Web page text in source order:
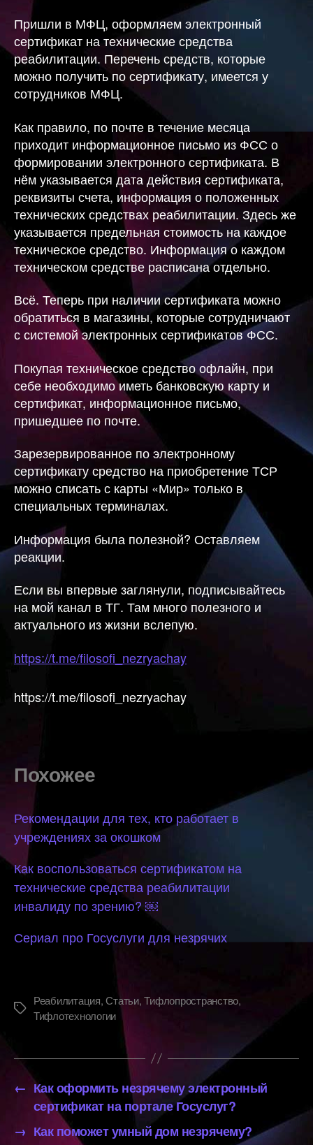
Пришли в МФЦ, оформляем электронный
сертификат на технические средства
реабилитации. Перечень средств, которые
можно получить по сертификату, имеется у
сотрудников МФЦ.
Как правило, по почте в течение месяца
приходит информационное письмо из ФСС о
формировании электронного сертификата. В
нём указывается дата действия сертификата,
реквизиты счета, информация о положенных
технических средствах реабилитации. Здесь же
указывается предельная стоимость на каждое
техническое средство. Информация о каждом
техническом средстве расписана отдельно.
Всё. Теперь при наличии сертификата можно
обратиться в магазины, которые сотрудничают
с системой электронных сертификатов ФСС.
Покупая техническое средство офлайн, при
себе необходимо иметь банковскую карту и
сертификат, информационное письмо,
пришедшее по почте.
Зарезервированное по электронному
сертификату средство на приобретение ТСР
можно списать с карты «Мир» только в
специальных терминалах.
Информация была полезной? Оставляем
реакции.
Если вы впервые заглянули, подписывайтесь
на мой канал в ТГ. Там много полезного и
актуального из жизни вслепую.
https://t.me/filosofi_nezryachay
https://t.me/filosofi_nezryachay
Похожее
Рекомендации для тех, кто работает в
учреждениях за окошком
Как воспользоваться сертификатом на
технические средства реабилитации
инвалиду по зрению? ￼
Сериал про Госуслуги для незрячих
Метки
Реабилитация,Статьи,Тифлопространство,
Тифлотехнологии
← Как оформить незрячему электронный
сертификат на портале Госуслуг?
→ Как поможет умный дом незрячему?